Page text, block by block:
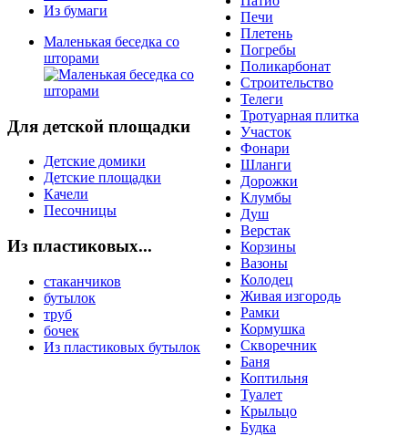
Из бумаги
Маленькая беседка со
шторами
Для детской площадки
Детские домики
Детские площадки
Качели
Песочницы
Из пластиковых...
стаканчиков
бутылок
труб
бочек
Из пластиковых бутылок
Печи
Плетень
Погребы
Поликарбонат
Строительство
Телеги
Тротуарная плитка
Участок
Фонари
Шланги
Дорожки
Клумбы
Душ
Верстак
Корзины
Вазоны
Колодец
Живая изгородь
Рамки
Кормушка
Скворечник
Баня
Коптильня
Туалет
Крыльцо
Будка